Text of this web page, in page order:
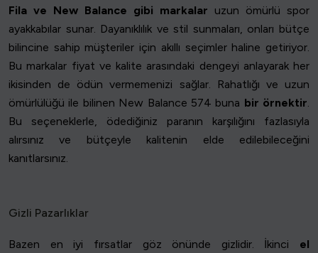
Fila ve New Balance gibi markalar uzun ömürlü spor
ayakkabılar sunar. Dayanıklılık ve stil sunmaları, onları bütçe
bilincine sahip müşteriler için akıllı seçimler haline getiriyor.
Bu markalar fiyat ve kalite arasındaki dengeyi anlayarak her
ikisinden de ödün vermemenizi sağlar. Rahatlığı ve uzun
ömürlülüğü ile bilinen New Balance 574 buna bir örnektir.
Bu seçeneklerle, ödediğiniz paranın karşılığını fazlasıyla
alırsınız ve bütçeyle kalitenin elde edilebileceğini
kanıtlarsınız.
Gizli Pazarlıklar
Bazen en iyi fırsatlar göz önünde gizlidir. İkinci el